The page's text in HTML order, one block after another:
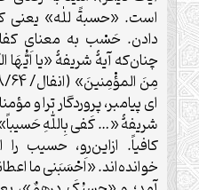
است. «حسبةً للٰه» یعنی
دادن. حَسْب به معنای
چنان‌که آیۀ شریفۀ «یا
ای پیامبر، پروردگار ترا و
کافیاً. ازاین‌رو، حسیب
خوانده‌اند. «اَحْسَبَنی ما